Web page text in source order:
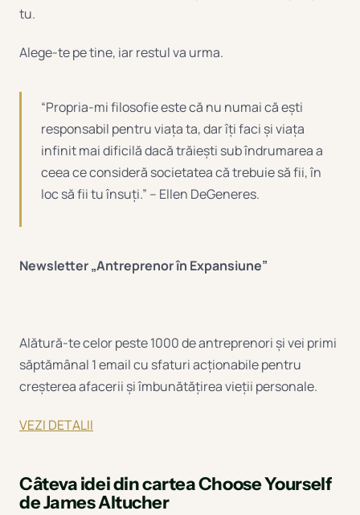
tu.
Alege-te pe tine, iar restul va urma.
“Propria-mi filosofie este că nu numai că ești
responsabil pentru viața ta, dar îți faci și viața
infinit mai dificilă dacă trăiești sub îndrumarea a
ceea ce consideră societatea că trebuie să fii, în
loc să fii tu însuți.” – Ellen DeGeneres.
Newsletter „Antreprenor în Expansiune”
Alătură-te celor peste 1000 de antreprenori și vei primi
săptămânal 1 email cu sfaturi acționabile pentru
creșterea afacerii și îmbunătățirea vieții personale.
VEZI DETALII
Câteva idei din cartea Choose Yourself
de James Altucher